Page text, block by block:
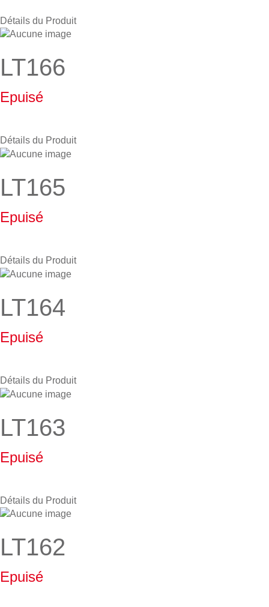
Détails du Produit
LT166
Epuisé
Détails du Produit
LT165
Epuisé
Détails du Produit
LT164
Epuisé
Détails du Produit
LT163
Epuisé
Détails du Produit
LT162
Epuisé